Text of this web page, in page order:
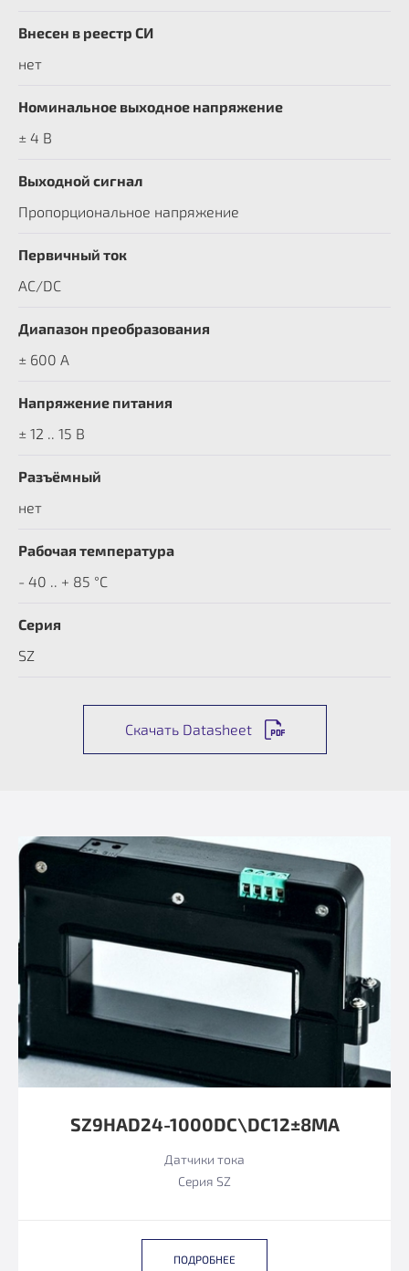
Внесен в реестр СИ
нет
Номинальное выходное напряжение
± 4 В
Выходной сигнал
Пропорциональное напряжение
Первичный ток
AC/DC
Диапазон преобразования
± 600 A
Напряжение питания
± 12 .. 15 В
Разъёмный
нет
Рабочая температура
- 40 .. + 85 °C
Серия
SZ
Скачать Datasheet
SZ9HAD24-1000DC\DC12±8MA
Датчики тока
Серия SZ
ПОДРОБНЕЕ